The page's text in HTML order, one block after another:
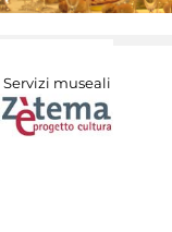
Servizi museali